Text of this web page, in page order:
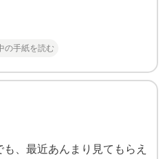
の手紙を読む
、最近あんまり見てもらえ